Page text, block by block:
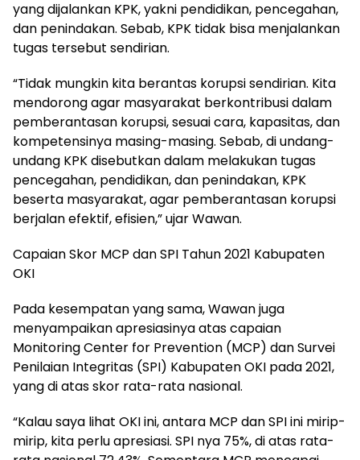
yang dijalankan KPK, yakni pendidikan, pencegahan,
dan penindakan. Sebab, KPK tidak bisa menjalankan
tugas tersebut sendirian.
“Tidak mungkin kita berantas korupsi sendirian. Kita
mendorong agar masyarakat berkontribusi dalam
pemberantasan korupsi, sesuai cara, kapasitas, dan
kompetensinya masing-masing. Sebab, di undang-
undang KPK disebutkan dalam melakukan tugas
pencegahan, pendidikan, dan penindakan, KPK
beserta masyarakat, agar pemberantasan korupsi
berjalan efektif, efisien,” ujar Wawan.
Capaian Skor MCP dan SPI Tahun 2021 Kabupaten
OKI
Pada kesempatan yang sama, Wawan juga
menyampaikan apresiasinya atas capaian
Monitoring Center for Prevention (MCP) dan Survei
Penilaian Integritas (SPI) Kabupaten OKI pada 2021,
yang di atas skor rata-rata nasional.
“Kalau saya lihat OKI ini, antara MCP dan SPI ini mirip-
mirip, kita perlu apresiasi. SPI nya 75%, di atas rata-